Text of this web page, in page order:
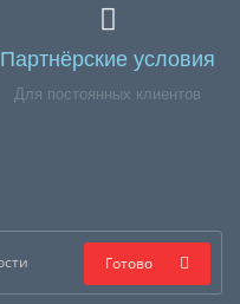
Партнёрские условия
Для постоянных клиентов
Готово